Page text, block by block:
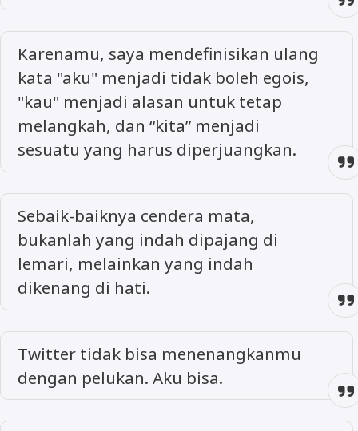
Karenamu, saya mendefinisikan ulang
kata "aku" menjadi tidak boleh egois,
"kau" menjadi alasan untuk tetap
melangkah, dan “kita” menjadi
sesuatu yang harus diperjuangkan.
Sebaik-baiknya cendera mata,
bukanlah yang indah dipajang di
lemari, melainkan yang indah
dikenang di hati.
Twitter tidak bisa menenangkanmu
dengan pelukan. Aku bisa.